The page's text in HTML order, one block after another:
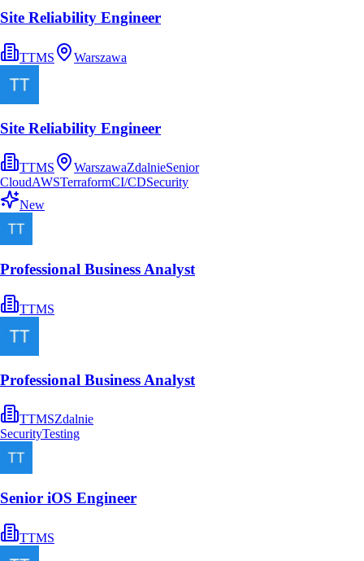
Site Reliability Engineer
TTMS Warszawa
Site Reliability Engineer
TTMS WarszawaZdalnieSenior
CloudAWSTerraformCI/CDSecurity
New
Professional Business Analyst
TTMS
Professional Business Analyst
TTMSZdalnie
SecurityTesting
Senior iOS Engineer
TTMS